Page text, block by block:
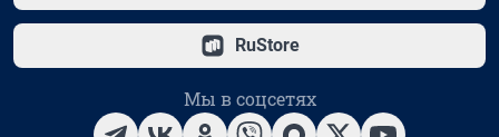
RuStore
Мы в соцсетях